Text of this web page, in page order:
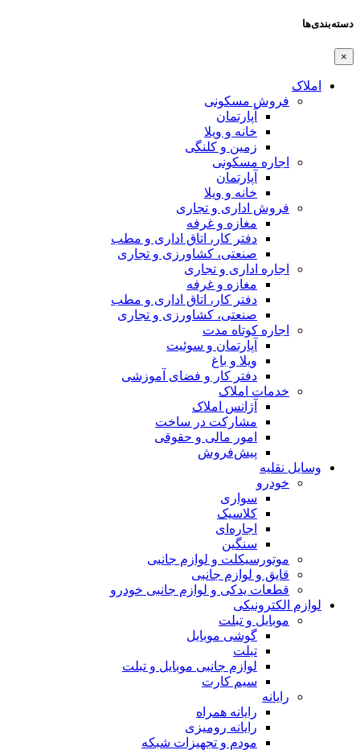
دسته‌بندی‌ها
×
املاک
فروش مسکونی
آپارتمان
خانه و ویلا
زمین و کلنگی
اجاره مسکونی
آپارتمان
خانه و ویلا
فروش اداری و تجاری
مغازه و غرفه
دفتر کار، اتاق اداری و مطب
صنعتی،‌ کشاورزی و تجاری
اجاره اداری و تجاری
مغازه و غرفه
دفتر کار، اتاق اداری و مطب
صنعتی،‌ کشاورزی و تجاری
اجاره کوتاه مدت
آپارتمان و سوئیت
ویلا و باغ
دفتر کار و فضای آموزشی
خدمات املاک
آژانس املاک
مشارکت در ساخت
امور مالی و حقوقی
پیش‌فروش
وسایل نقلیه
خودرو
سواری
کلاسیک
اجاره‌ای
سنگین
موتورسیکلت و لوازم جانبی
قایق و لوازم جانبی
قطعات یدکی و لوازم جانبی خودرو
لوازم الکترونیکی
موبایل و تبلت
گوشی موبایل
تبلت
لوازم جانبی موبایل و تبلت
سیم کارت
رایانه
رایانه همراه
رایانه رومیزی
مودم و تجهیزات شبکه